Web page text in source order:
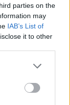
parties on the
may
IAB’s List of
it to other
път
вируси